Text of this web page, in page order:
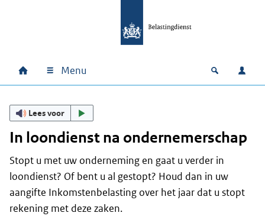
Hoofdnavigatie
Home Menu Open
Lees voor
In loondienst na ondernemerschap
Stopt u met uw onderneming en gaat u verder in
loondienst? Of bent u al gestopt? Houd dan in uw
aangifte Inkomstenbelasting over het jaar dat u stopt
rekening met deze zaken.